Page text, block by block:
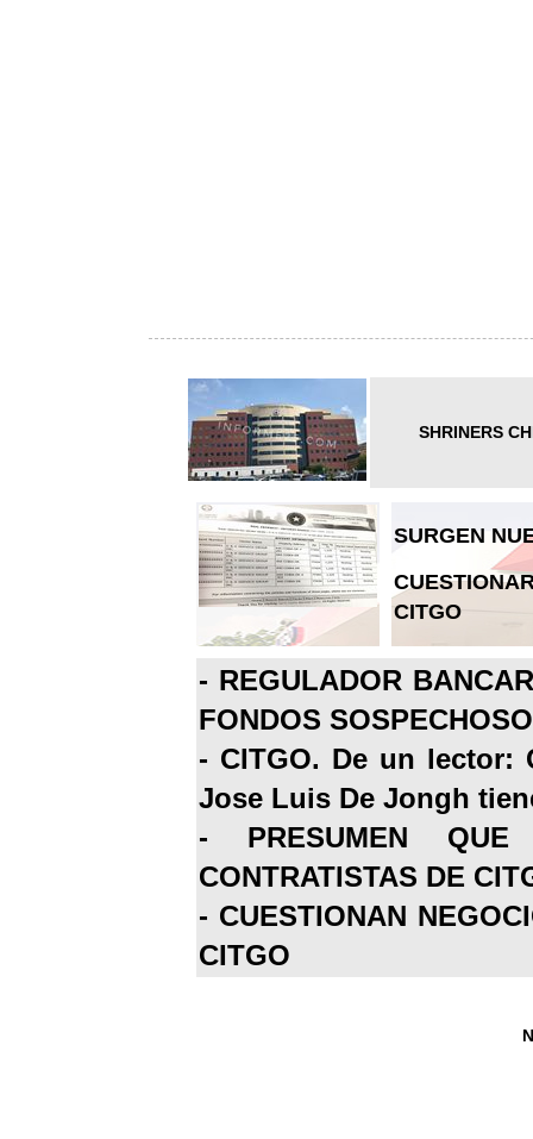
SHRINERS
SURGEN
CITGO
- REGULADOR
FONDOS
- CITGO. De un lector:
Jose Luis De Jongh
- PRESUMEN
CONTRATISTAS DE
- CUESTIONAN
CITGO